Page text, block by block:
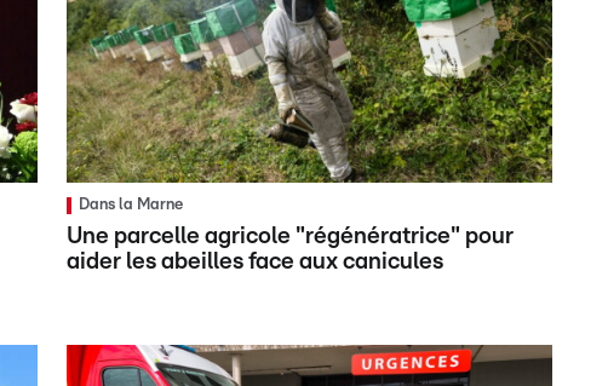
Dans la Marne
Une parcelle agricole "régénératrice" pour
aider les abeilles face aux canicules